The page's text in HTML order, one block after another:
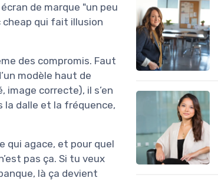
de marque "un peu
qui fait illusion
des compromis. Faut
modèle haut de
correcte), il s’en
la dalle et la fréquence,
qui agace, et pour quel
pas ça. Si tu veux
là ça devient